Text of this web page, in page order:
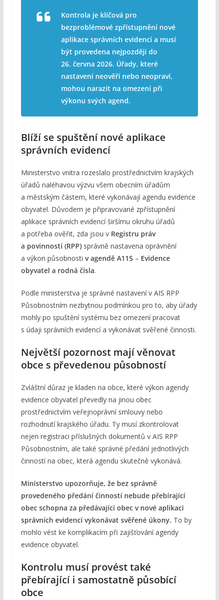
Kontrola je klíčová pro
bezproblémové zpřístupnění nové
aplikace správních evidencí a musí
být provedena nejpozději do
26. června 2026. Úřady, které
nastavení neověří nebo neopraví,
mohou narazit na omezení při
výkonu svých agend.
Blíží se spuštění nové aplikace
správních evidencí
Ministerstvo vnitra rozeslalo prostřednictvím krajských
úřadů naléhavou výzvu všem obecním úřadům
a městským částem, které vykonávají agendu evidence
obyvatel. Důvodem je připravované zpřístupnění
aplikace správních evidencí širšímu okruhu úřadů
a potřeba ověřit, zda jsou v Registru práv
a povinností (RPP)správně nastavena oprávnění
a výkon působnosti v agendě A115– Evidence
obyvatel a rodná čísla.
Podle ministerstva je správné nastavení v AIS RPP
Působnostním nezbytnou podmínkou pro to, aby úřady
mohly po spuštění systému bez omezení pracovat
s údaji správních evidencí a vykonávat svěřené činnosti.
Největší pozornost mají věnovat
obce s převedenou působností
Zvláštní důraz je kladen na obce, které výkon agendy
evidence obyvatel převedly na jinou obec
prostřednictvím veřejnoprávní smlouvy nebo
rozhodnutí krajského úřadu. Ty musí zkontrolovat
nejen registraci příslušných dokumentů v AIS RPP
Působnostním, ale také správné předání jednotlivých
činností na obec, která agendu skutečně vykonává.
Ministerstvo upozorňuje, že bez správně
provedeného předání činností nebude přebírající
obec schopna za předávající obec v nové aplikaci
správních evidencí vykonávat svěřené úkony. To by
mohlo vést ke komplikacím při zajišťování agendy
evidence obyvatel.
Kontrolu musí provést také
přebírající i samostatně působící
obce